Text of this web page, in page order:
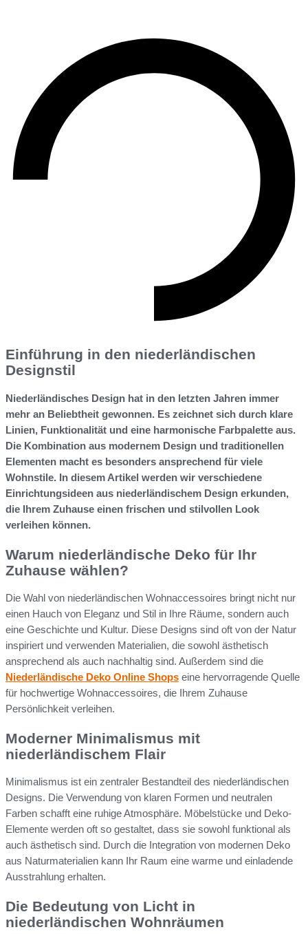
Einführung in den niederländischen
Designstil
Niederländisches Design hat in den letzten Jahren immer
mehr an Beliebtheit gewonnen. Es zeichnet sich durch klare
Linien, Funktionalität und eine harmonische Farbpalette aus.
Die Kombination aus modernem Design und traditionellen
Elementen macht es besonders ansprechend für viele
Wohnstile. In diesem Artikel werden wir verschiedene
Einrichtungsideen aus niederländischem Design erkunden,
die Ihrem Zuhause einen frischen und stilvollen Look
verleihen können.
Warum niederländische Deko für Ihr
Zuhause wählen?
Die Wahl von niederländischen Wohnaccessoires bringt nicht nur
einen Hauch von Eleganz und Stil in Ihre Räume, sondern auch
eine Geschichte und Kultur. Diese Designs sind oft von der Natur
inspiriert und verwenden Materialien, die sowohl ästhetisch
ansprechend als auch nachhaltig sind. Außerdem sind die
Niederländische Deko Online Shops eine hervorragende Quelle
für hochwertige Wohnaccessoires, die Ihrem Zuhause
Persönlichkeit verleihen.
Moderner Minimalismus mit
niederländischem Flair
Minimalismus ist ein zentraler Bestandteil des niederländischen
Designs. Die Verwendung von klaren Formen und neutralen
Farben schafft eine ruhige Atmosphäre. Möbelstücke und Deko-
Elemente werden oft so gestaltet, dass sie sowohl funktional als
auch ästhetisch sind. Durch die Integration von modernen Deko
aus Naturmaterialien kann Ihr Raum eine warme und einladende
Ausstrahlung erhalten.
Die Bedeutung von Licht in
niederländischen Wohnräumen